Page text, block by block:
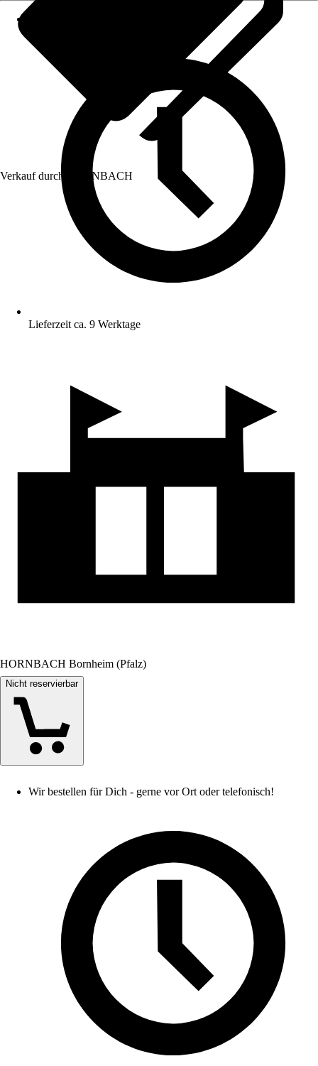
Verkauf durch: HORNBACH
Lieferzeit ca. 9 Werktage
HORNBACH Bornheim (Pfalz)
Nicht reservierbar
Wir bestellen für Dich - gerne vor Ort oder telefonisch!